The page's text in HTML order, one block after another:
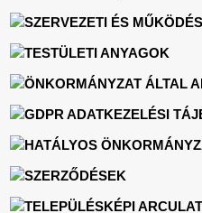
SZERVEZETI ÉS
TESTÜLETI ANYAGOK
ÖNKORMÁNYZAT ÁLTAL
GDPR ADATKEZELÉSI
HATÁLYOS
SZERZŐDÉSEK
TELEPÜLÉSKÉPI